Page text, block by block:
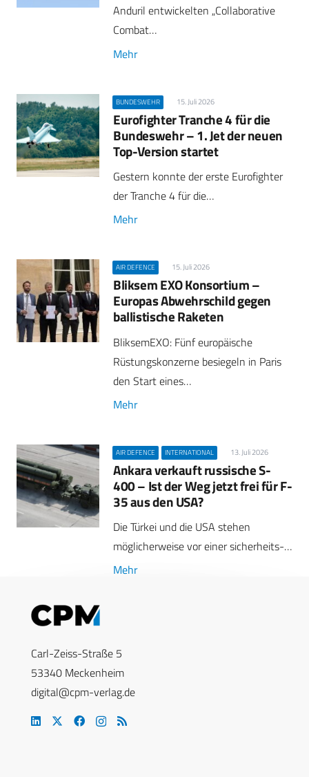
Anduril entwickelten „Collaborative
Combat…
Mehr
BUNDESWEHR 15. Juli 2026
Eurofighter Tranche 4 für die
Bundeswehr – 1. Jet der neuen
Top-Version startet
Gestern konnte der erste Eurofighter
der Tranche 4 für die…
Mehr
AIR DEFENCE 15. Juli 2026
Bliksem EXO Konsortium –
Europas Abwehrschild gegen
ballistische Raketen
BliksemEXO: Fünf europäische
Rüstungskonzerne besiegeln in Paris
den Start eines…
Mehr
AIR DEFENCE INTERNATIONAL 13. Juli 2026
Ankara verkauft russische S-
400 – Ist der Weg jetzt frei für F-
35 aus den USA?
Die Türkei und die USA stehen
möglicherweise vor einer sicherheits-…
Mehr
Carl-Zeiss-Straße 5
53340 Meckenheim
digital@cpm-verlag.de